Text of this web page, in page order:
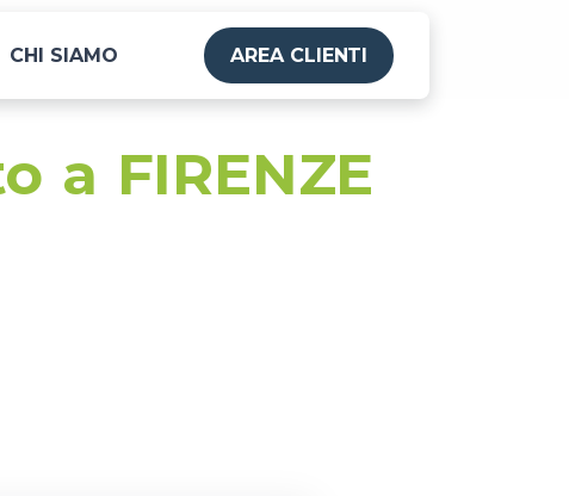
CHI SIAMO AREA CLIENTI
a FIRENZE